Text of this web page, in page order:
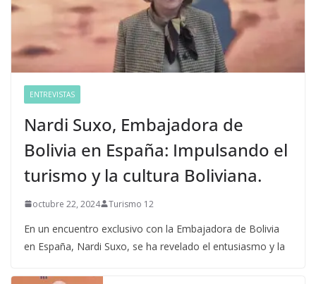
ENTREVISTAS
Nardi Suxo, Embajadora de
Bolivia en España: Impulsando el
turismo y la cultura Boliviana.
octubre 22, 2024 Turismo 12
En un encuentro exclusivo con la Embajadora de Bolivia
en España, Nardi Suxo, se ha revelado el entusiasmo y la